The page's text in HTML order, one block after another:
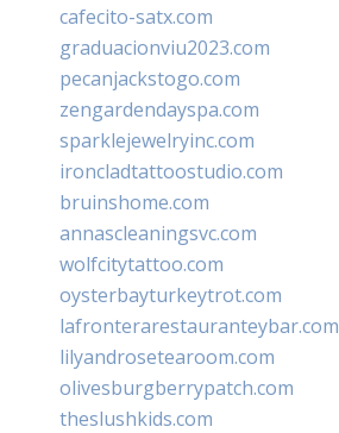
cafecito-satx.com
graduacionviu2023.com
pecanjackstogo.com
zengardendayspa.com
sparklejewelryinc.com
ironcladtattoostudio.com
bruinshome.com
annascleaningsvc.com
wolfcitytattoo.com
oysterbayturkeytrot.com
lafronterarestauranteybar.com
lilyandrosetearoom.com
olivesburgberrypatch.com
theslushkids.com